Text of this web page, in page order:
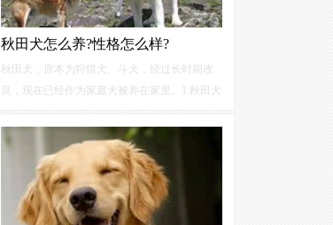
秋田犬怎么养?性格怎么样?
秋田犬，原本为狩猎犬、斗犬，经过长时期改
良，现在已经作为家庭犬被养在家里。1.秋田犬
狗会有攻击性，体型越大，显现的攻击性就越
强，公狗尤其明显。两只秋田犬公狗，放在一
起，99%都会打架。